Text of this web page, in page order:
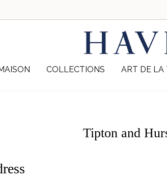
COLLECTIONS ART DE LA
Tipton and